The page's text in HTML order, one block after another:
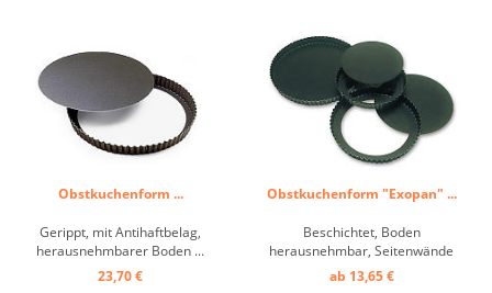
Obstkuchenform ...
Gerippt, mit Antihaftbelag,
herausnehmbarer Boden ...
23,70 €
Obstkuchenform "Exopan" ...
Beschichtet, Boden
herausnehmbar, Seitenwände
gerippt ...
ab 13,65 €